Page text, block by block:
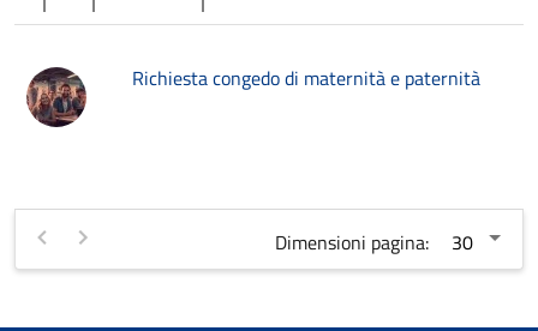
Richiesta congedo di maternità e paternità
Dimensioni pagina: